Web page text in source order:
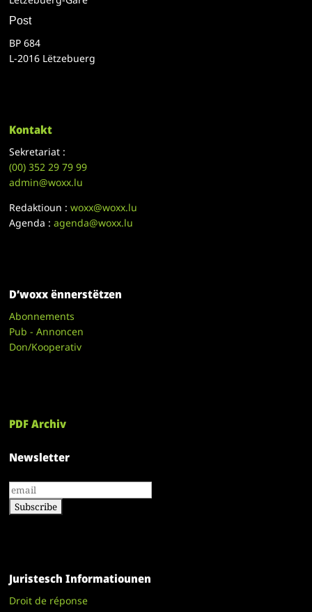
Post
BP 684
L-2016 Lëtzebuerg
Kontakt
Sekretariat :
(00)352 29 79 99
admin@woxx.lu
Redaktioun :woxx@woxx.lu
Agenda :agenda@woxx.lu
D’woxx ënnerstëtzen
Abonnements
Pub - Annoncen
Don/Kooperativ
PDF Archiv
Newsletter
Juristesch Informatiounen
Droit de réponse